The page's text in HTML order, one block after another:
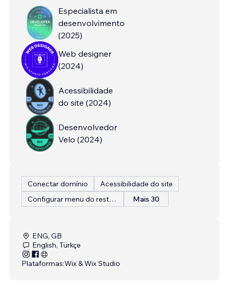
Especialista em
desenvolvimento
(2025)
Web designer
(2024)
Acessibilidade
do site (2024)
Desenvolvedor
Velo (2024)
Conectar domínio
Acessibilidade do site
Configurar menu do restaurante
Mais 30
ENG, GB
English, Türkçe
Plataformas:Wix & Wix Studio